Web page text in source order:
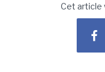
Cet article